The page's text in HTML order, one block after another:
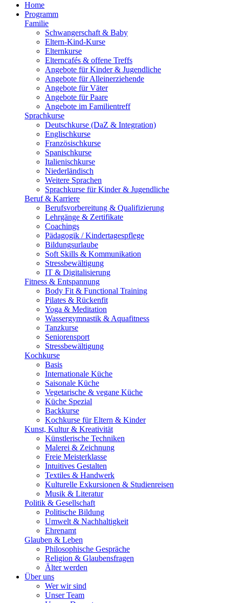
Home
Programm
Familie
Schwangerschaft & Baby
Eltern-Kind-Kurse
Elternkurse
Elterncafés & offene Treffs
Angebote für Kinder & Jugendliche
Angebote für Alleinerziehende
Angebote für Väter
Angebote für Paare
Angebote im Familientreff
Sprachkurse
Deutschkurse (DaZ & Integration)
Englischkurse
Französischkurse
Spanischkurse
Italienischkurse
Niederländisch
Weitere Sprachen
Sprachkurse für Kinder & Jugendliche
Beruf & Karriere
Berufsvorbereitung & Qualifizierung
Lehrgänge & Zertifikate
Coachings
Pädagogik / Kindertagespflege
Bildungsurlaube
Soft Skills & Kommunikation
Stressbewältigung
IT & Digitalisierung
Fitness & Entspannung
Body Fit & Functional Training
Pilates & Rückenfit
Yoga & Meditation
Wassergymnastik & Aquafitness
Tanzkurse
Seniorensport
Stressbewältigung
Kochkurse
Basis
Internationale Küche
Saisonale Küche
Vegetarische & vegane Küche
Küche Spezial
Backkurse
Kochkurse für Eltern & Kinder
Kunst, Kultur & Kreativität
Künstlerische Techniken
Malerei & Zeichnung
Freie Meisterklasse
Intuitives Gestalten
Textiles & Handwerk
Kulturelle Exkursionen & Studienreisen
Musik & Literatur
Politik & Gesellschaft
Politische Bildung
Umwelt & Nachhaltigkeit
Ehrenamt
Glauben & Leben
Philosophische Gespräche
Religion & Glaubensfragen
Älter werden
Über uns
Wer wir sind
Unser Team